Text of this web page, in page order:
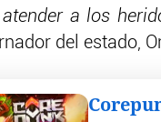
a los
del estado,